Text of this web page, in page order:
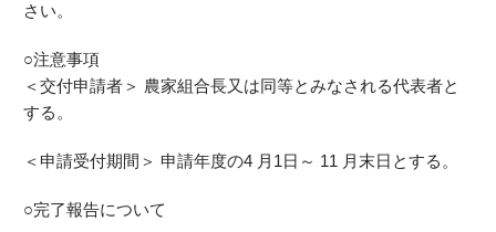
さい。
○注意事項
＜交付申請者＞ 農家組合長又は同等とみなされる代表者と
する。
＜ 申請受付期間 ＞ 申請年度の4 月1日～ 11 月末日とする。
○完了報告について